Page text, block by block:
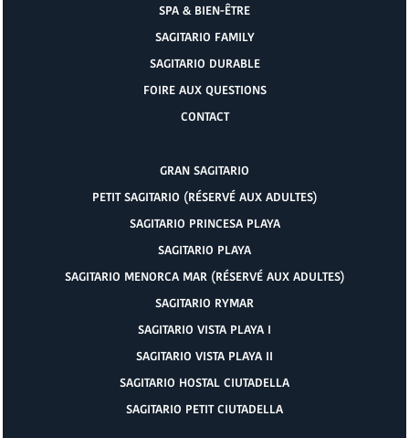
SPA & BIEN-ÊTRE
SAGITARIO FAMILY
SAGITARIO DURABLE
FOIRE AUX QUESTIONS
CONTACT
GRAN SAGITARIO
PETIT SAGITARIO (RÉSERVÉ AUX ADULTES)
SAGITARIO PRINCESA PLAYA
SAGITARIO PLAYA
SAGITARIO MENORCA MAR (RÉSERVÉ AUX ADULTES)
SAGITARIO RYMAR
SAGITARIO VISTA PLAYA I
SAGITARIO VISTA PLAYA II
SAGITARIO HOSTAL CIUTADELLA
SAGITARIO PETIT CIUTADELLA